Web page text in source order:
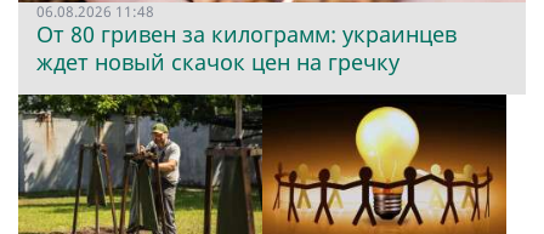
06.08.2026 11:48
От 80 гривен за килограмм: украинцев
ждет новый скачок цен на гречку